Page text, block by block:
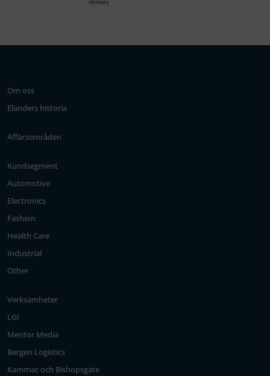
Om oss
Elanders historia
Affärsområden
Kundsegment
Automotive
Electronics
Fashion
Health Care
Industrial
Other
Verksamheter
LGI
Mentor Media
Bergen Logistics
Kammac och Bishopsgate